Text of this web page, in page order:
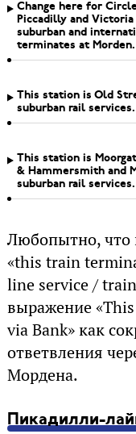
Change here for
Piccadilly and
suburban and
terminates at
This station is Old
suburban rail
This station is
& Hammersmith and
suburban rail
Любопытно, что
«this train
line service /
выражение
via Bank» как
ответвления
Мордена.
Пикадилли-